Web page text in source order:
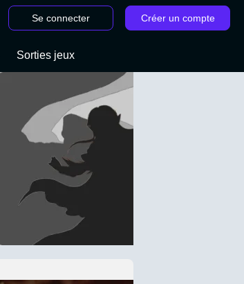
Se connecter Créer un compte
Sorties jeux